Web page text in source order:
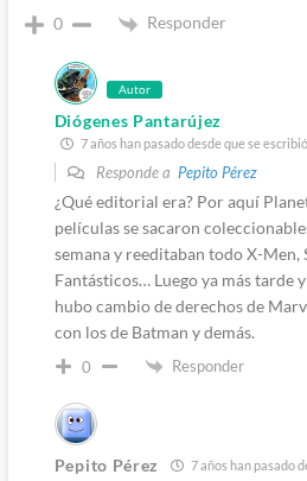
0 Responder
Autor
Diógenes Pantarújez
7 años han pasado desde que se
Responde a Pepito Pérez
¿Qué editorial era? Por aquí
películas se sacaron
semana y reeditaban todo X-Men,
Fantásticos… Luego ya más tarde
hubo cambio de derechos de
con los de Batman y demás.
0 Responder
Pepito Pérez 7 años han pasado